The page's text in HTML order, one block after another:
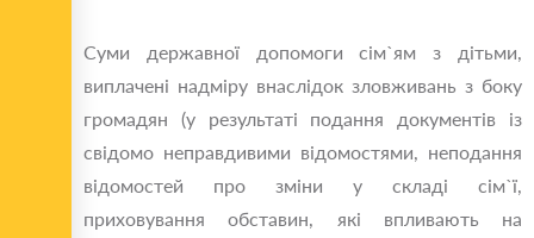
Суми державної допомоги сім`ям з дітьми,
виплачені надміру внаслідок зловживань з боку
громадян (у результаті подання документів із
свідомо неправдивими відомостями, неподання
відомостей про зміни у складі сім`ї,
приховування обставин, які впливають на